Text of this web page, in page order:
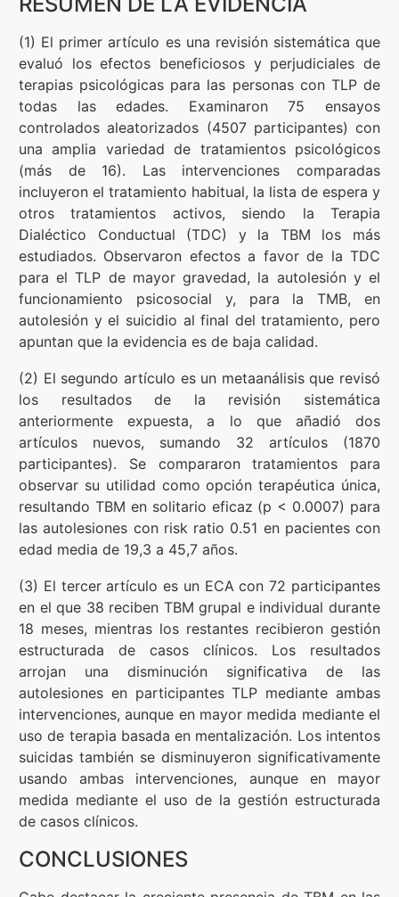
(1) El primer artículo es una revisión sistemática que
evaluó los efectos beneficiosos y perjudiciales de
terapias psicológicas para las personas con TLP de
todas las edades. Examinaron 75 ensayos
controlados aleatorizados (4507 participantes) con
una amplia variedad de tratamientos psicológicos
(más de 16). Las intervenciones comparadas
incluyeron el tratamiento habitual, la lista de espera y
otros tratamientos activos, siendo la Terapia
Dialéctico Conductual (TDC) y la TBM los más
estudiados. Observaron efectos a favor de la TDC
para el TLP de mayor gravedad, la autolesión y el
funcionamiento psicosocial y, para la TMB, en
autolesión y el suicidio al final del tratamiento, pero
apuntan que la evidencia es de baja calidad.
(2) El segundo artículo es un metaanálisis que revisó
los resultados de la revisión sistemática
anteriormente expuesta, a lo que añadió dos
artículos nuevos, sumando 32 artículos (1870
participantes). Se compararon tratamientos para
observar su utilidad como opción terapéutica única,
resultando TBM en solitario eficaz (p < 0.0007) para
las autolesiones con risk ratio 0.51 en pacientes con
edad media de 19,3 a 45,7 años.
(3) El tercer artículo es un ECA con 72 participantes
en el que 38 reciben TBM grupal e individual durante
18 meses, mientras los restantes recibieron gestión
estructurada de casos clínicos. Los resultados
arrojan una disminución significativa de las
autolesiones en participantes TLP mediante ambas
intervenciones, aunque en mayor medida mediante el
uso de terapia basada en mentalización. Los intentos
suicidas también se disminuyeron significativamente
usando ambas intervenciones, aunque en mayor
medida mediante el uso de la gestión estructurada
de casos clínicos.
CONCLUSIONES